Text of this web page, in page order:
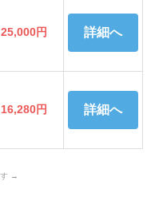
25,000円 詳細へ
16,280円 詳細へ